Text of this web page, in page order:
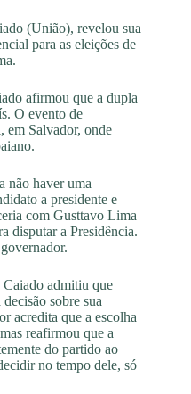
(União), revelou sua
para as eleições de
afirmou que a dupla
O evento de
em Salvador, onde
não haver uma
a presidente e
com Gusttavo Lima
disputar a Presidência.
Caiado admitiu que
sobre sua
acredita que a escolha
reafirmou que a
do partido ao
no tempo dele, só